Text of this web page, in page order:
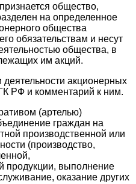
общество,
на определенное
общества
обязательствам и несут
общества, в
им акций.
акционерных
РФ и комментарий к ним.
(артелью)
граждан на
производственной или
(производство,
продукции, выполнение
оказание других